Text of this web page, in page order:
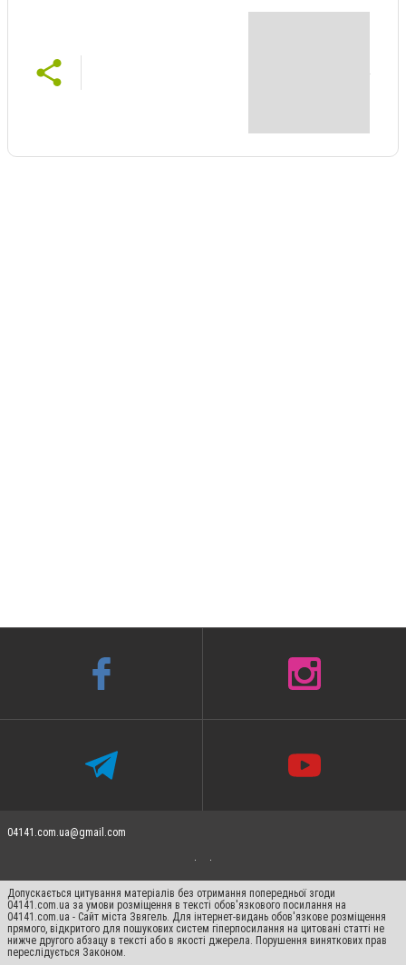
04141.com.ua@gmail.com
Допускається цитування матеріалів без отримання попередньої згоди
04141.com.ua за умови розміщення в тексті обов'язкового посилання на
04141.com.ua - Сайт міста Звягель. Для інтернет-видань обов'язкове розміщення
прямого, відкритого для пошукових систем гіперпосилання на цитовані статті не
нижче другого абзацу в тексті або в якості джерела. Порушення виняткових прав
переслідується Законом.